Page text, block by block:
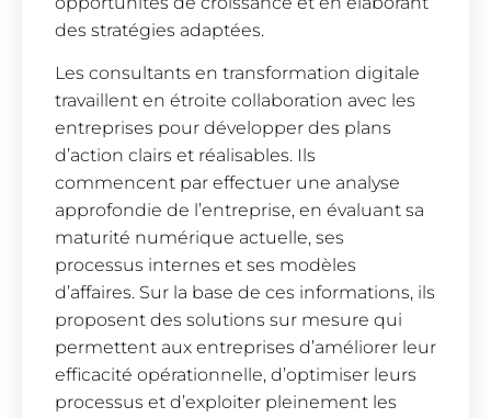
des stratégies adaptées.
Les consultants en transformation digitale
travaillent en étroite collaboration avec les
entreprises pour développer des plans
d’action clairs et réalisables. Ils
commencent par effectuer une analyse
approfondie de l’entreprise, en évaluant sa
maturité numérique actuelle, ses
processus internes et ses modèles
d’affaires. Sur la base de ces informations, ils
proposent des solutions sur mesure qui
permettent aux entreprises d’améliorer leur
efficacité opérationnelle, d’optimiser leurs
processus et d’exploiter pleinement les